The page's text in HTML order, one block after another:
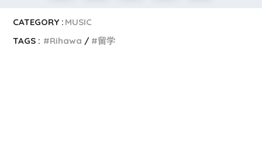
CATEGORY : MUSIC
TAGS :
Rihawa 留学